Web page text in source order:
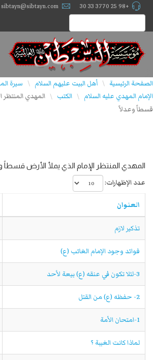
+98 25 3770 33 30
sibtayn@sibtayn.com
الصفحة الرئيسية \ أهل البيت عليهم السلام \ سيرة
الإمام المهدي علیه السلام \ الكتب \ المهدي المنتظر
قسطاً وعدلاً
المهدي المنتظر الإمام الذي يملأ الأرض قسطاً
عدد الإظهارات:
العنوان
تذكير لازم
فوائد وجود الإمام الغائب (ع)
3-لئلا تكون في عنقه (ع) بيعة لأحد
2- حفظه (ع) من القتل
1-امتحان الأمة
لماذا كانت الغيبة ؟